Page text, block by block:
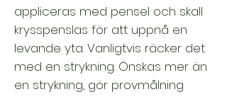
appliceras med pensel och skall
krysspenslas för att uppnå en
levande yta. Vanligtvis räcker det
med en strykning. Önskas mer än
en strykning, gör provmålning